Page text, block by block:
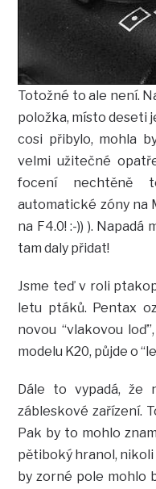
Totožné to ale není.
položka, místo deseti
cosi přibylo, mohla
velmi užitečné
focení nechtěně
automatické zóny na
na F4.0! :-)) ).
tam daly přidat!
Jsme teď v roli
letu ptáků. Pentax
novou “vlakovou
modelu K20, půjde o
Dále to vypadá, že
zábleskové zařízení.
Pak by to mohlo
pětiboký hranol, nikoli
by zorné pole mohlo